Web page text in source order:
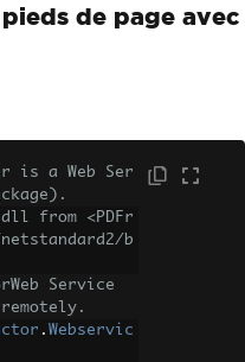
de page avec
is a Web Ser
from <PDFr
b
Service
. Webservic